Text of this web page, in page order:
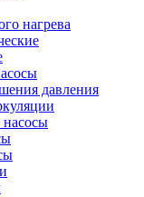
нагрева
давления